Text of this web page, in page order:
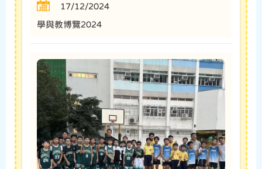
17/12/2024
學與教博覽2024